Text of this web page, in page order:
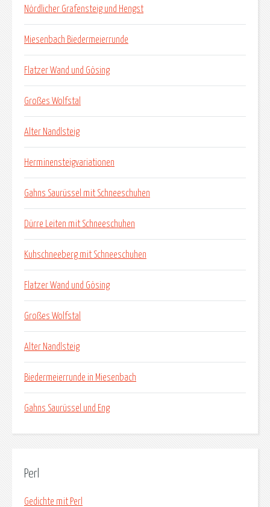
Nördlicher Grafensteig und Hengst
Miesenbach Biedermeierrunde
Flatzer Wand und Gösing
Großes Wolfstal
Alter Nandlsteig
Herminensteigvariationen
Gahns Saurüssel mit Schneeschuhen
Dürre Leiten mit Schneeschuhen
Kuhschneeberg mit Schneeschuhen
Flatzer Wand und Gösing
Großes Wolfstal
Alter Nandlsteig
Biedermeierrunde in Miesenbach
Gahns Saurüssel und Eng
Perl
Gedichte mit Perl